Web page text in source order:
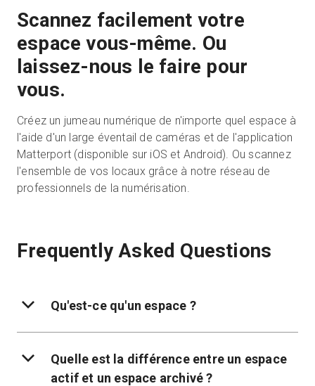
Scannez facilement votre
espace vous-même. Ou
laissez-nous le faire pour
vous.
Créez un jumeau numérique de n'importe quel espace à
l'aide d'un large éventail de caméras et de l'application
Matterport (disponible sur iOS et Android). Ou scannez
l'ensemble de vos locaux grâce à notre réseau de
professionnels de la numérisation.
Frequently Asked Questions
Qu'est-ce qu'un espace ?
Quelle est la différence entre un espace
actif et un espace archivé ?